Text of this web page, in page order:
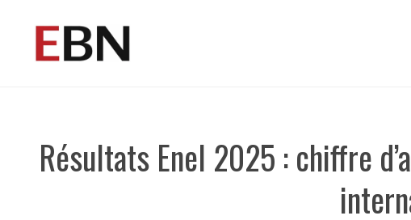
contenu
Résultats Enel 2025 : chiffre